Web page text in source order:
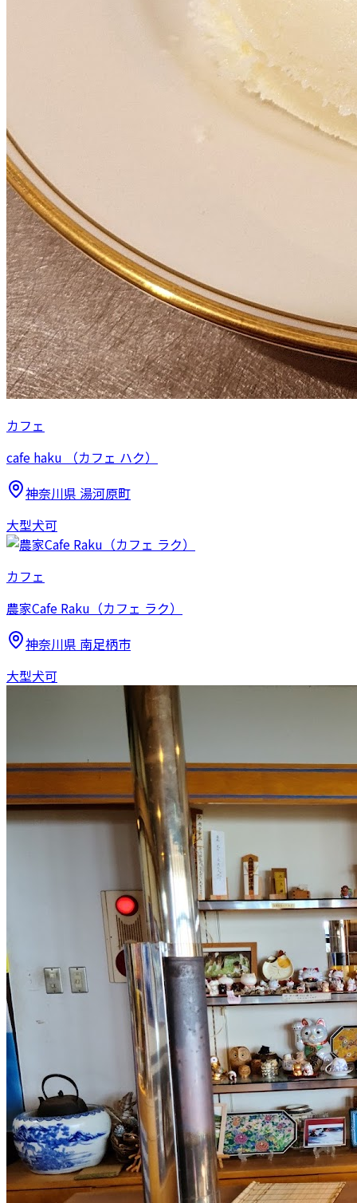
カフェ
cafe haku （カフェ ハク）
神奈川県 湯河原町
大型犬可
カフェ
農家Cafe Raku（カフェ ラク）
神奈川県 南足柄市
大型犬可